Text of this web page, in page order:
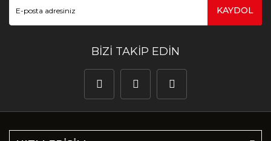
KAYDOL
BİZİ TAKİP EDİN